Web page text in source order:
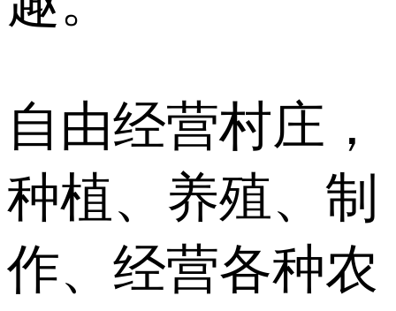
自由经营村庄，
种植、养殖、制
作、经营各种农